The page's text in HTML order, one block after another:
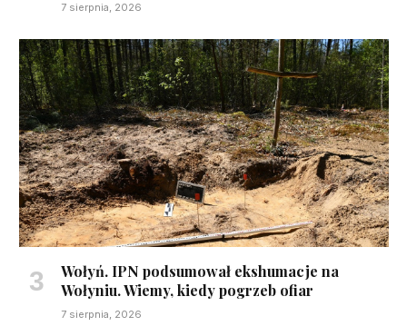
7 sierpnia, 2026
Wołyń. IPN podsumował ekshumacje na
Wołyniu. Wiemy, kiedy pogrzeb ofiar
7 sierpnia, 2026